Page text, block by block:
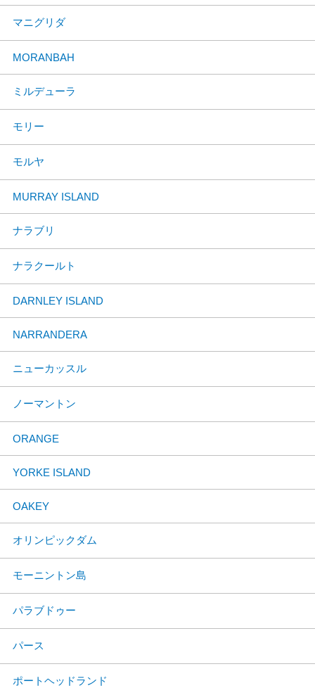
マニグリダ
MORANBAH
ミルデューラ
モリー
モルヤ
MURRAY ISLAND
ナラブリ
ナラクールト
DARNLEY ISLAND
NARRANDERA
ニューカッスル
ノーマントン
ORANGE
YORKE ISLAND
OAKEY
オリンピックダム
モーニントン島
パラブドゥー
パース
ポートヘッドランド